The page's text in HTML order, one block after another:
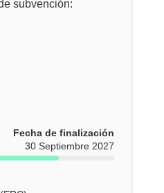
subvención:
Fecha de finalización
30 Septiembre 2027